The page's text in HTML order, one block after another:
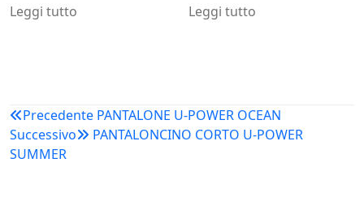
Leggi tutto Leggi tutto
Navigazione
articoli
Precedente PANTALONE U-POWER OCEAN
Successivo
PANTALONCINO CORTO U-POWER
SUMMER